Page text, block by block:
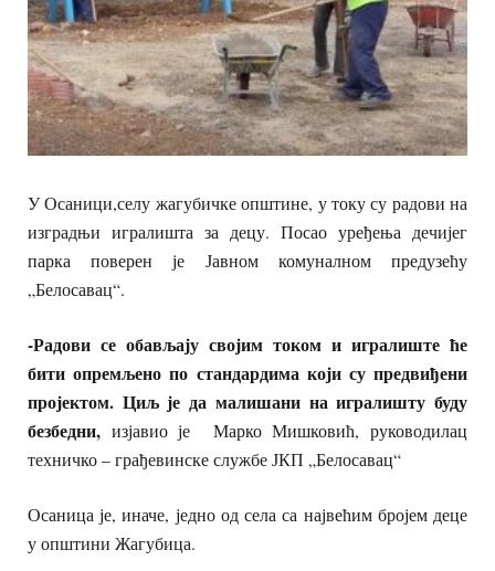
У Осаници,селу жагубичке општине, у току су радови на
изградњи игралишта за децу. Посао уређења дечијег
парка поверен је Јавном комуналном предузећу
„Белосавац“.
-Радови се обављају својим током и игралиште ће
бити опремљено по стандардима који су предвиђени
пројектом. Циљ је да малишани на игралишту буду
безбедни, изјавио је Марко Мишковић, руководилац
техничко – грађевинске службе ЈКП „Белосавац“
Осаница је, иначе, једно од села са највећим бројем деце
у општини Жагубица.